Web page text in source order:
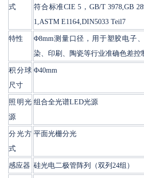
式
符合标准CIE 5，GB/T 3978,GB
1,ASTM E1164,DIN5033 Teil7
特性
Φ8mm测量口径，用于塑胶电子
染、印刷、陶瓷等行业准确色差控
积分球
尺寸
Φ40mm
照明光
源
组合全光谱LED光源
分光方
式
平面光栅分光
感应器 硅光电二极管阵列（双列24组）